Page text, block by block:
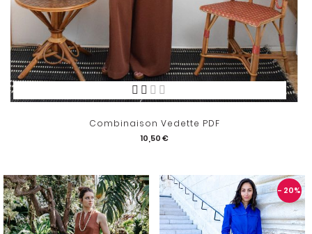
Combinaison Vedette PDF
10,50 €
- 20%